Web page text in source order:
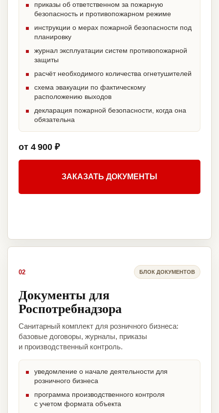
приказы об ответственном за пожарную
безопасность и противопожарном режиме
инструкции о мерах пожарной безопасности под
планировку
журнал эксплуатации систем противопожарной
защиты
расчёт необходимого количества огнетушителей
схема эвакуации по фактическому
расположению выходов
декларация пожарной безопасности, когда она
обязательна
от 4 900 ₽
ЗАКАЗАТЬ ДОКУМЕНТЫ
02 БЛОК ДОКУМЕНТОВ
Документы для
Роспотребнадзора
Санитарный комплект для розничного бизнеса:
базовые договоры, журналы, приказы
и производственный контроль.
уведомление о начале деятельности для
розничного бизнеса
программа производственного контроля
с учетом формата объекта